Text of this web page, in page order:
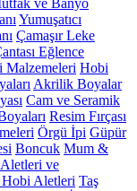
ve Banyo
Yumuşatıcı
Çamaşır Leke
Eğlence
Malzemeleri Hobi
Akrilik Boyalar
Cam ve Seramik
Resim Fırçası
Örgü İpi Güpür
Boncuk Mum &
ve
Aletleri Taş